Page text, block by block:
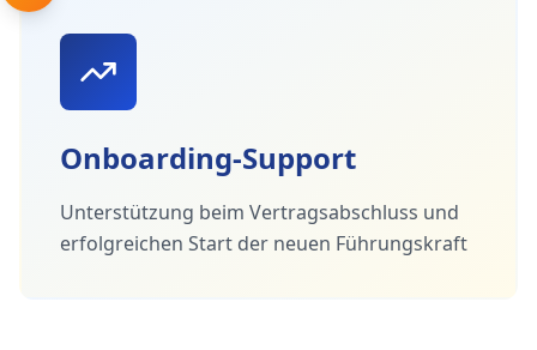
Onboarding-Support
Unterstützung beim Vertragsabschluss und
erfolgreichen Start der neuen Führungskraft